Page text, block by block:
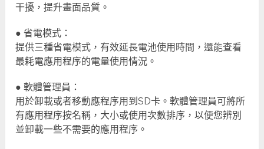
干擾，提升畫面品質。
● 省電模式：
提供三種省電模式，有效延長電池使用時間，還能查看
最耗電應用程序的電量使用情況。
● 軟體管理員：
用於卸載或者移動應程序用到SD卡。軟體管理員可將所
有應用程序按名稱，大小或使用次數排序，以便您辨別
並卸載一些不需要的應用程序。